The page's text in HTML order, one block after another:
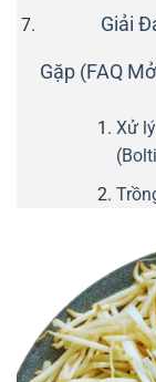
Giải
Gặp (FAQ
Xử